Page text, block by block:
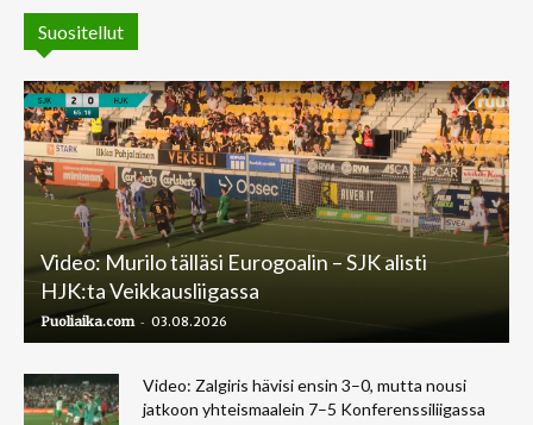
Suositellut
Video: Murilo tälläsi Eurogoalin – SJK alisti
HJK:ta Veikkausliigassa
Puoliaika.com - 03.08.2026
Video: Zalgiris hävisi ensin 3–0, mutta nousi
jatkoon yhteismaalein 7–5 Konferenssiliigassa